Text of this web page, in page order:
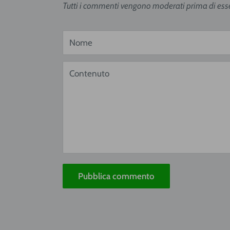
Tutti i commenti vengono moderati prima di
Nome
Contenuto
Pubblica commento